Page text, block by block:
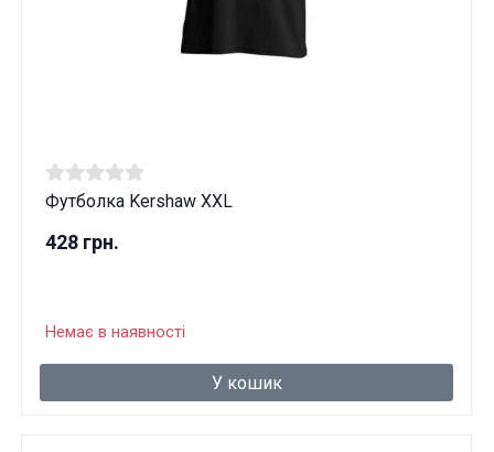
Футболка Kershaw XXL
428 грн.
Немає в наявності
У кошик
Ці товари продаються особам, які